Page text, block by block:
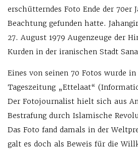
erschütterndes Foto Ende der 70er
Beachtung gefunden hatte.
27. August 1979 Augen­zeuge der
Kurden in der iranischen Stadt
Eines von seinen 70 Fotos wurde
Tageszeitung „Ettelaat“
Der Fotojournalist hielt sich aus
Bestrafung durch Islamische
Das Foto fand damals in der
galt es doch als Beweis für die